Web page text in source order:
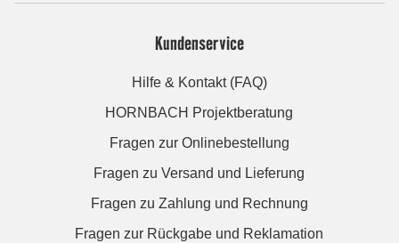
Kundenservice
Hilfe & Kontakt (FAQ)
HORNBACH Projektberatung
Fragen zur Onlinebestellung
Fragen zu Versand und Lieferung
Fragen zu Zahlung und Rechnung
Fragen zur Rückgabe und Reklamation